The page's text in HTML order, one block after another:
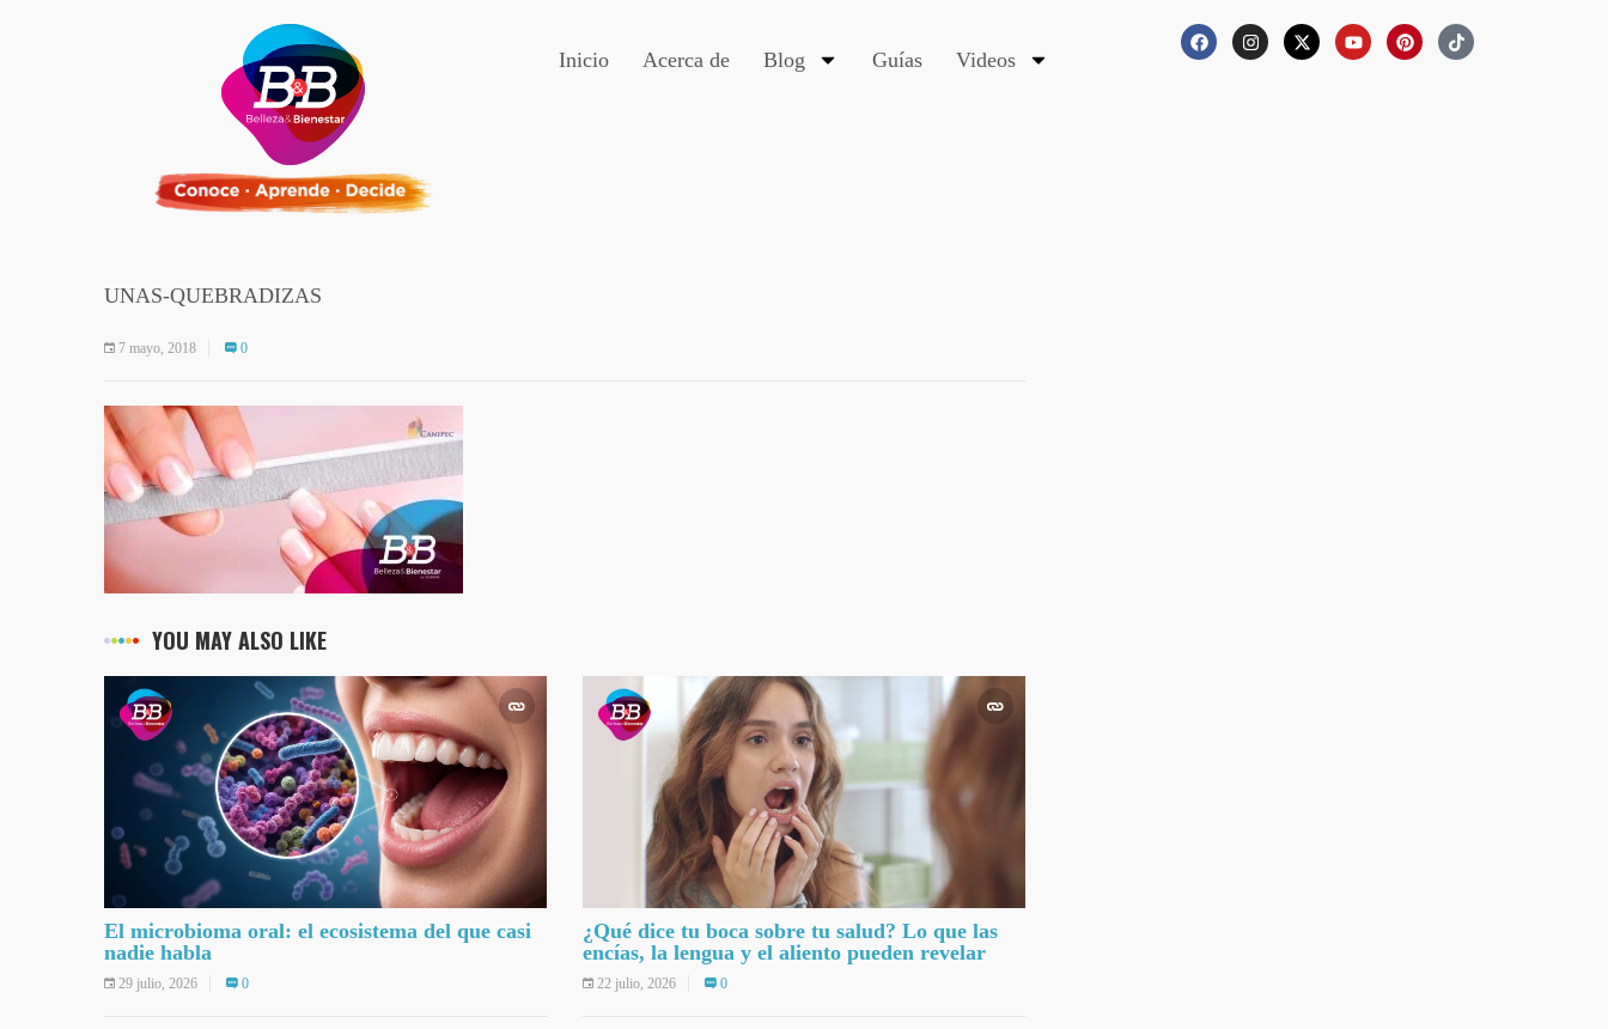
Inicio Acerca de Blog Guías Videos
UNAS-QUEBRADIZAS
7 mayo, 2018 0
YOU MAY ALSO LIKE
El microbioma oral: el ecosistema del que casi
nadie habla
29 julio, 2026 0
¿Qué dice tu boca sobre tu salud? Lo que las
encías, la lengua y el aliento pueden revelar
22 julio, 2026 0